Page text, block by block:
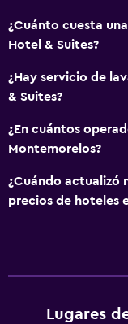
General
Teléfono
Espacio de
Salud y seguridad
Botiquín de
Zona de trabajo
¿Cuánto cuesta
Hotel & Suites?
¿Hay servicio de
& Suites?
¿En cuántos
Montemorelos?
¿Cuándo actualizó
precios de hoteles
Lugares